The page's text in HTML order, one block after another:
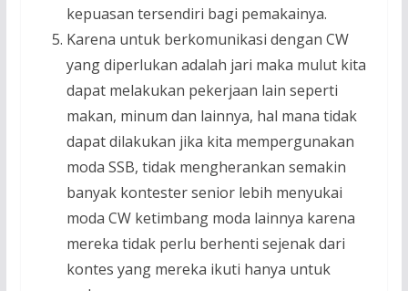
kepuasan tersendiri bagi pemakainya.
Karena untuk berkomunikasi dengan CW
yang diperlukan adalah jari maka mulut kita
dapat melakukan pekerjaan lain seperti
makan, minum dan lainnya, hal mana tidak
dapat dilakukan jika kita mempergunakan
moda SSB, tidak mengherankan semakin
banyak kontester senior lebih menyukai
moda CW ketimbang moda lainnya karena
mereka tidak perlu berhenti sejenak dari
kontes yang mereka ikuti hanya untuk